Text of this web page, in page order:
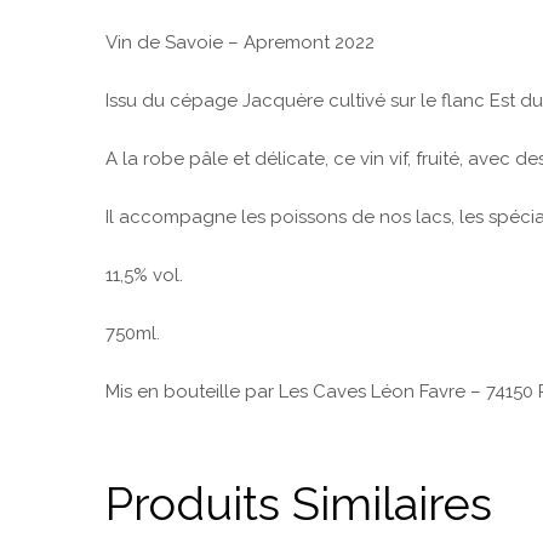
Vin de Savoie – Apremont 2022
Issu du cépage Jacquère cultivé sur le flanc Est
A la robe pâle et délicate, ce vin vif, fruité, avec
Il accompagne les poissons de nos lacs, les
11,5% vol.
750ml.
Mis en bouteille par Les Caves Léon Favre – 74150
Produits Similaires